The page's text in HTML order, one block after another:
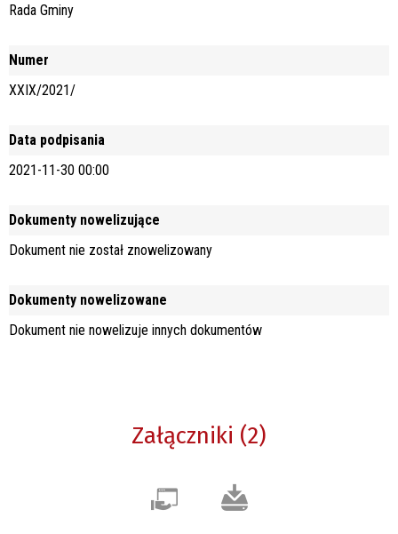
Rada Gminy
Numer
XXIX/2021/
Data podpisania
2021-11-30 00:00
Dokumenty nowelizujące
Dokument nie został znowelizowany
Dokumenty nowelizowane
Dokument nie nowelizuje innych dokumentów
Załączniki (2)